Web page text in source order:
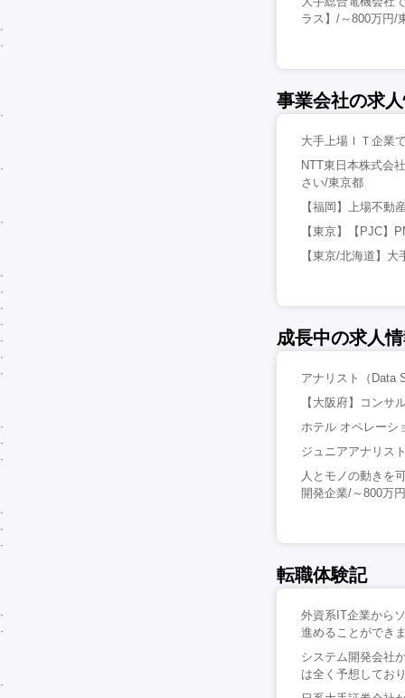
ラス】/～800万円/
事業会社の求
大手上場ＩＴ企業
NTT東日本株式会
さい/東京都
【福岡】上場不動
【東京】【PJC】
【東京/北海道】
成長中の求人
アナリスト（Data
【大阪府】コンサ
ホテル オペレーシ
ジュニアアナリス
人とモノの動きを
開発企業/～800万
転職体験記
外資系IT企業から
進めることができ
システム開発会社
は全く予想してお